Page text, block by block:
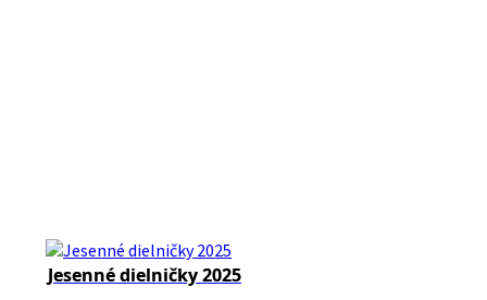
Jesenné dielničky 2025